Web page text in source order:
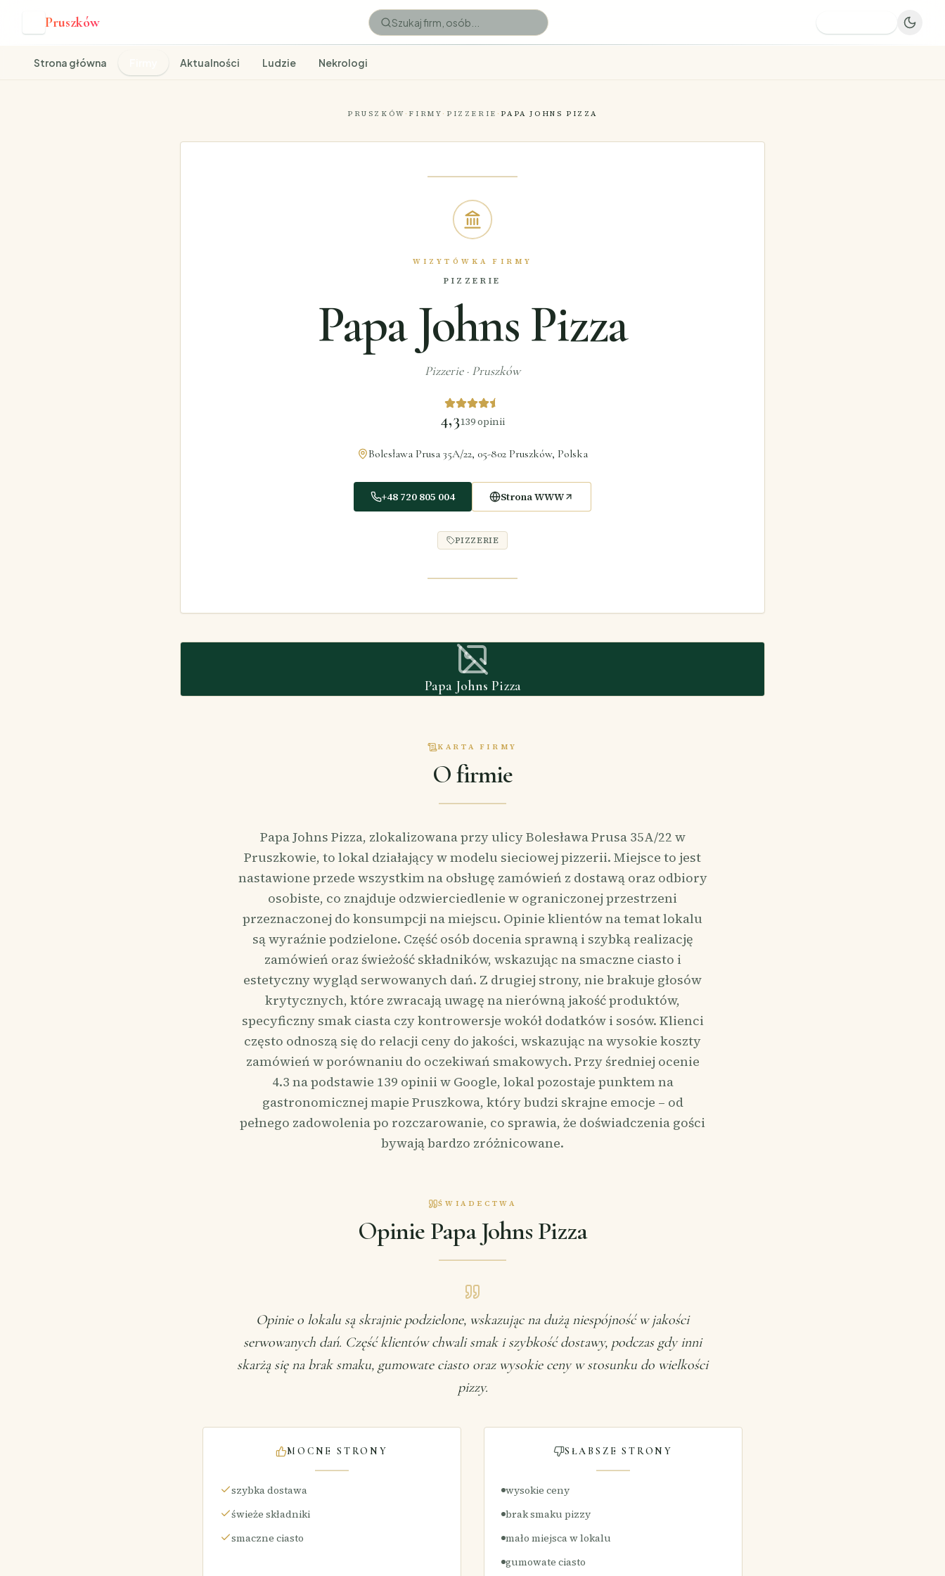
Pruszków
Strona główna Aktualności Ludzie Nekrologi
PRUSZKÓW · FIRMY · PIZZERIE · PAPA JOHNS PIZZA
WIZYTÓWKA FIRMY
PIZZERIE
Papa Johns Pizza
Pizzerie· Pruszków
4,3139opinii
Bolesława Prusa 35A/22, 05-802 Pruszków, Polska
+48 720 805 004 Strona WWW
PIZZERIE
Papa Johns Pizza
KARTA FIRMY
O firmie
Papa Johns Pizza, zlokalizowana przy ulicy Bolesława Prusa 35A/22 w
Pruszkowie, to lokal działający w modelu sieciowej pizzerii. Miejsce to jest
nastawione przede wszystkim na obsługę zamówień z dostawą oraz odbiory
osobiste, co znajduje odzwierciedlenie w ograniczonej przestrzeni
przeznaczonej do konsumpcji na miejscu. Opinie klientów na temat lokalu
są wyraźnie podzielone. Część osób docenia sprawną i szybką realizację
zamówień oraz świeżość składników, wskazując na smaczne ciasto i
estetyczny wygląd serwowanych dań. Z drugiej strony, nie brakuje głosów
krytycznych, które zwracają uwagę na nierówną jakość produktów,
specyficzny smak ciasta czy kontrowersje wokół dodatków i sosów. Klienci
często odnoszą się do relacji ceny do jakości, wskazując na wysokie koszty
zamówień w porównaniu do oczekiwań smakowych. Przy średniej ocenie
4.3 na podstawie 139 opinii w Google, lokal pozostaje punktem na
gastronomicznej mapie Pruszkowa, który budzi skrajne emocje – od
pełnego zadowolenia po rozczarowanie, co sprawia, że doświadczenia gości
bywają bardzo zróżnicowane.
ŚWIADECTWA
Opinie Papa Johns Pizza
Opinie o lokalu są skrajnie podzielone, wskazując na dużą niespójność w jakości
serwowanych dań. Część klientów chwali smak i szybkość dostawy, podczas gdy inni
skarżą się na brak smaku, gumowate ciasto oraz wysokie ceny w stosunku do wielkości
pizzy.
MOCNE STRONY
szybka dostawa
świeże składniki
smaczne ciasto
SŁABSZE STRONY
wysokie ceny
brak smaku pizzy
mało miejsca w lokalu
gumowate ciasto